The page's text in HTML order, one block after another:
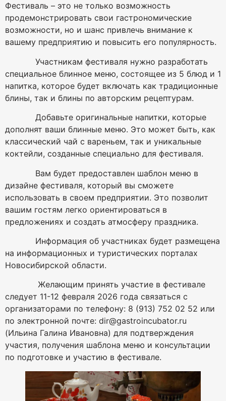
Фестиваль – это не только возможность
продемонстрировать свои гастрономические
возможности, но и шанс привлечь внимание к
вашему предприятию и повысить его популярность.
Участникам фестиваля нужно разработать
специальное блинное меню, состоящее из 5 блюд и 1
напитка, которое будет включать как традиционные
блины, так и блины по авторским рецептурам.
Добавьте оригинальные напитки, которые
дополнят ваши блинные меню. Это может быть, как
классический чай с вареньем, так и уникальные
коктейли, созданные специально для фестиваля.
Вам будет предоставлен шаблон меню в
дизайне фестиваля, который вы сможете
использовать в своем предприятии. Это позволит
вашим гостям легко ориентироваться в
предложениях и создать атмосферу праздника.
Информация об участниках будет размещена
на информационных и туристических порталах
Новосибирской области.
Желающим принять участие в фестивале
следует 11-12 февраля 2026 года связаться с
организаторами по телефону: 8 (913) 752 02 52 или
по электронной почте: dir@gastroincubator.ru
(Ильина Галина Ивановна) для подтверждения
участия, получения шаблона меню и консультации
по подготовке и участию в фестивале.